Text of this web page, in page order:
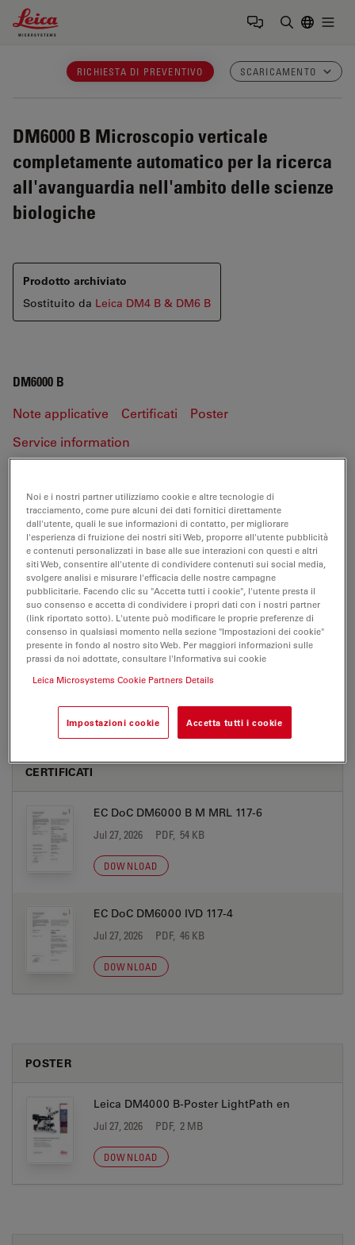
Leica Microsystems Logo
RICHIESTA DI PREVENTIVO SCARICAMENTO
DM6000 B Microscopio verticale
completamente automatico per la ricerca
all'avanguardia nell'ambito delle scienze
biologiche
Prodotto archiviato
Sostituito da Leica DM4 B & DM6 B
DM6000 B
Note applicative Certificati
Poster
Service information
DM6000 B
NOTE APPLICATIVE
Widefield Application Letter Fura 01 Sep07
en
Jul 27, 2026 PDF, 717 KB
DOWNLOAD
CERTIFICATI
EC DoC DM6000 B M MRL 117-6
Jul 27, 2026 PDF, 54 KB
DOWNLOAD
EC DoC DM6000 IVD 117-4
Jul 27, 2026 PDF, 46 KB
DOWNLOAD
POSTER
Leica DM4000 B-Poster LightPath en
Jul 27, 2026 PDF, 2 MB
DOWNLOAD
Noi e i nostri partner utilizziamo cookie e altre tecnologie di
tracciamento, come pure alcuni dei dati fornitici direttamente
dall'utente, quali le sue informazioni di contatto, per migliorare
l'esperienza di fruizione dei nostri siti Web, proporre all'utente pubblicità
e contenuti personalizzati in base alle sue interazioni con questi e altri
siti Web, consentire all'utente di condividere contenuti sui social media,
svolgere analisi e misurare l'efficacia delle nostre campagne
pubblicitarie. Facendo clic su "Accetta tutti i cookie", l'utente presta il
suo consenso e accetta di condividere i propri dati con i nostri partner
(link riportato sotto). L'utente può modificare le proprie preferenze di
consenso in qualsiasi momento nella sezione "Impostazioni dei cookie"
presente in fondo al nostro sito Web. Per maggiori informazioni sulle
prassi da noi adottate, consultare l'Informativa sui cookie
Leica Microsystems Cookie Partners Details
Impostazioni cookie Accetta tutti i cookie